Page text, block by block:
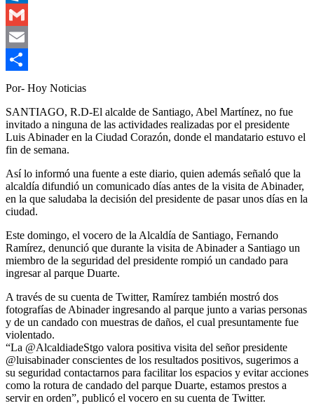
Outlook.com
Gmail
Email
Compartir
Por- Hoy Noticias
SANTIAGO, R.D-El alcalde de Santiago, Abel Martínez, no fue
invitado a ninguna de las actividades realizadas por el presidente
Luis Abinader en la Ciudad Corazón, donde el mandatario estuvo el
fin de semana.
Así lo informó una fuente a este diario, quien además señaló que la
alcaldía difundió un comunicado días antes de la visita de Abinader,
en la que saludaba la decisión del presidente de pasar unos días en la
ciudad.
Este domingo, el vocero de la Alcaldía de Santiago, Fernando
Ramírez, denunció que durante la visita de Abinader a Santiago un
miembro de la seguridad del presidente rompió un candado para
ingresar al parque Duarte.
A través de su cuenta de Twitter, Ramírez también mostró dos
fotografías de Abinader ingresando al parque junto a varias personas
y de un candado con muestras de daños, el cual presuntamente fue
violentado.
“La @AlcaldiadeStgo valora positiva visita del señor presidente
@luisabinader conscientes de los resultados positivos, sugerimos a
su seguridad contactarnos para facilitar los espacios y evitar acciones
como la rotura de candado del parque Duarte, estamos prestos a
servir en orden”, publicó el vocero en su cuenta de Twitter.